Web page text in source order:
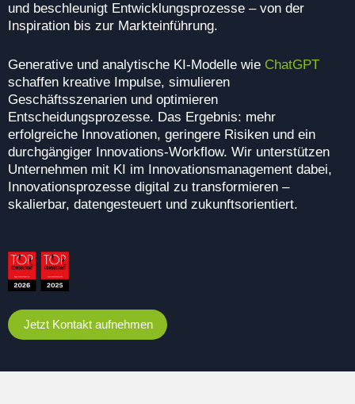
und beschleunigt Entwicklungsprozesse – von der
Inspiration bis zur Markteinführung.
Generative und analytische KI-Modelle wie ChatGPT
schaffen kreative Impulse, simulieren
Geschäftsszenarien und optimieren
Entscheidungsprozesse. Das Ergebnis: mehr
erfolgreiche Innovationen, geringere Risiken und ein
durchgängiger Innovations-Workflow. Wir unterstützen
Unternehmen mit KI im Innovationsmanagement dabei,
Innovationsprozesse digital zu transformieren –
skalierbar, datengesteuert und zukunftsorientiert.
Jetzt Kontakt aufnehmen